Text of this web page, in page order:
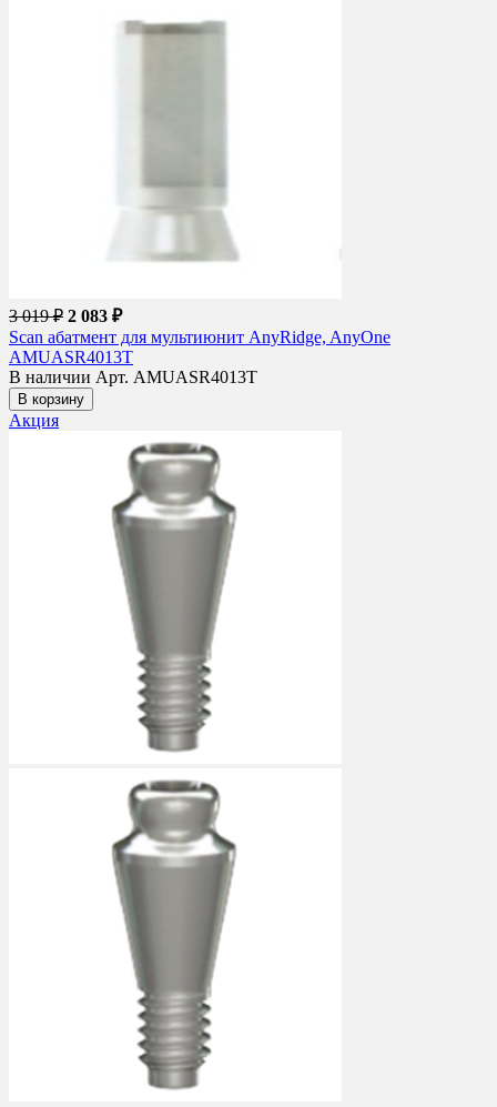
3 019 ₽ 2 083 ₽
Scan абатмент для мультиюнит AnyRidge, AnyOne
AMUASR4013T
В наличии Арт. AMUASR4013T
В корзину
Акция